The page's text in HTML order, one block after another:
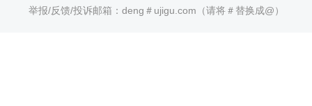
举报/反馈/投诉邮箱：deng＃ujigu.com（请将＃替换成@）